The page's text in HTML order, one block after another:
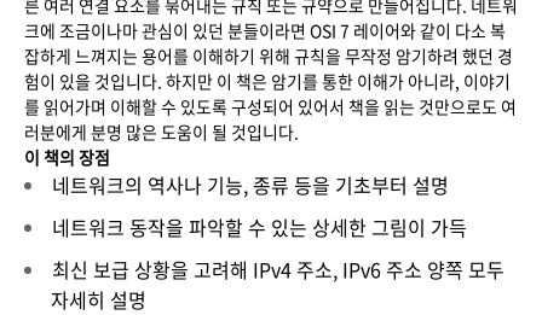
크에 조금이나마 관심이 있던 분들이라면 OSI 7 레이어와 같이 다소 복
잡하게 느껴지는 용어를 이해하기 위해 규칙을 무작정 암기하려 했던 경
험이 있을 것입니다. 하지만 이 책은 암기를 통한 이해가 아니라, 이야기
를 읽어가며 이해할 수 있도록 구성되어 있어서 책을 읽는 것만으로도 여
러분에게 분명 많은 도움이 될 것입니다.
이 책의 장점
네트워크의 역사나 기능, 종류 등을 기초부터 설명
네트워크 동작을 파악할 수 있는 상세한 그림이 가득
최신 보급 상황을 고려해 IPv4 주소, IPv6 주소 양쪽 모두
자세히 설명